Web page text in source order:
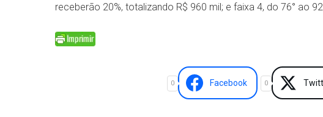
receberão 20%, totalizando R$ 960 mil; e faixa 4, do 76° ao
0 Facebook 0